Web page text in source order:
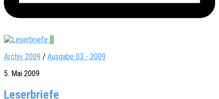
0
Archiv 2009 / Ausgabe 03 - 2009
5. Mai 2009
Leserbriefe